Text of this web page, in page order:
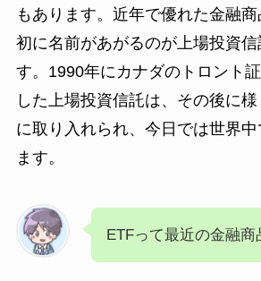
もあります。近年で優れた金融
初に名前があがるのが上場投資
す。1990年にカナダのトロント
した上場投資信託は、その後に
に取り入れられ、今日では世界
ます。
ETFって最近の金融商